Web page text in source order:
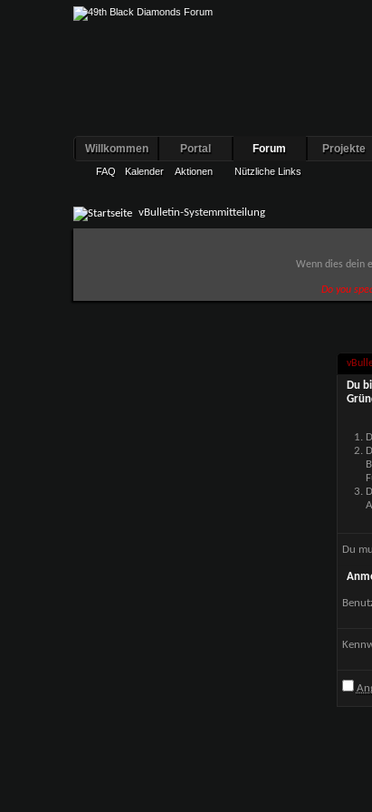
Willkommen Portal Forum
FAQ Kalender Aktionen Nützliche Links
Projekte
vBulletin-Systemmitteilung
Wenn dies dein
Do you
Du
Du